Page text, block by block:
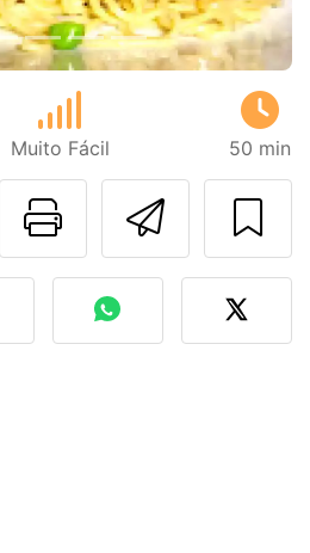
Muito Fácil 50 min
Imprima
com o autor